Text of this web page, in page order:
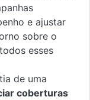
e ajustar
sobre o
esses
de uma
coberturas